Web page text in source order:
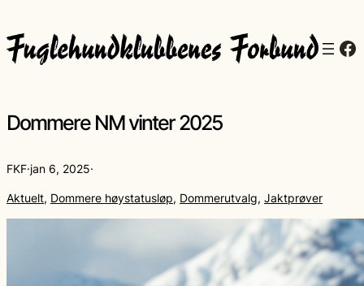
Dommere NM vinter 2025
FKF·jan 6, 2025·
Aktuelt, Dommere høystatusløp, Dommerutvalg, Jaktprøver